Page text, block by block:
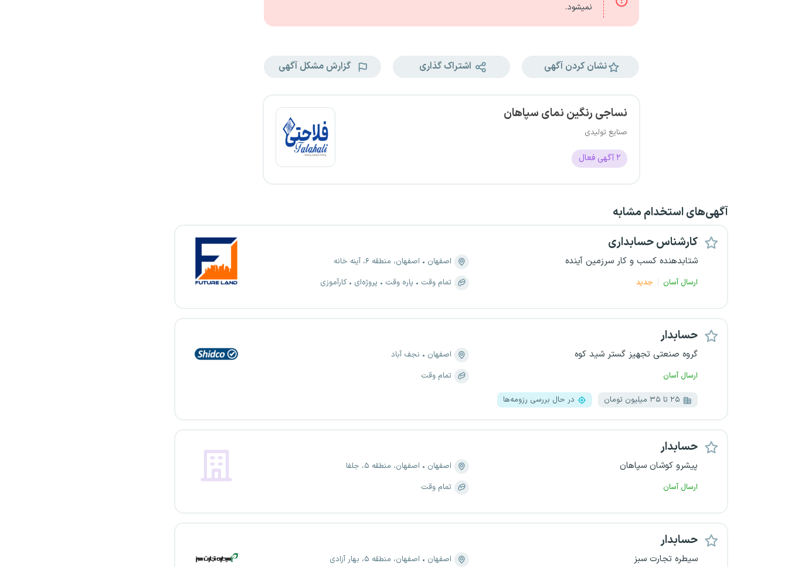
نمیشود.
نشان کردن آگهی اشتراک گذاری گزارش مشکل آگهی
نساجی رنگین نمای سپاهان
صنایع تولیدی
۲ آگهی فعال
آگهی‌های استخدام مشابه
کارشناس حسابداری
شتابدهنده کسب و کار سرزمین آینده
ارسال آسان جدید
اصفهان
اصفهان، منطقه ۶، آینه خانه
تمام وقت
پاره وقت پروژه‌ای کارآموزی
حسابدار
گروه صنعتی تجهیز گستر شید کوه
ارسال آسان
اصفهان
نجف آباد
تمام وقت
۲۵ تا ۳۵ میلیون تومان در حال بررسی رزومه‌ها
حسابدار
پیشرو کوشان سپاهان
ارسال آسان
اصفهان
اصفهان، منطقه ۵، جلفا
تمام وقت
حسابدار
سیطره تجارت سبز اصفهان
اصفهان، منطقه ۵، بهار آزادی